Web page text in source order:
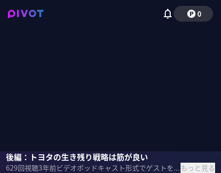
0
後編：トヨタの生き残り戦略は筋が良い
629回視聴3年前 ビデオポッドキャスト形式でゲストを招き、最先端の話を聞くPIVOT TALK。自動車アナリストの中西孝樹氏に「日本メーカーはEV競争に勝てるのか？」を聞いた。 もっと見る
中西孝樹佐々木紀彦